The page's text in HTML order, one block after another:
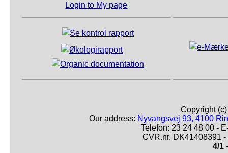
Login to My page
Copyright
Our address: Nyvangsvej 93, 4100
Telefon: 23 24 48 00 -
CVR.nr. DK41408391
4/1